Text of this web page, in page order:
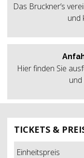
TICKETS &
Einheitspreis
Das Bruckner’s
und
Hier finden Sie
und